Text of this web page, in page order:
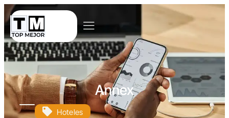
Annex
Hoteles